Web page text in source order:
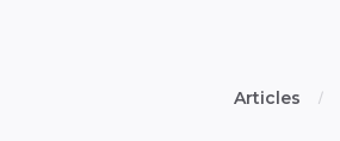
Articles